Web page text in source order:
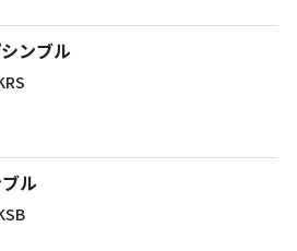
ンブル
ル